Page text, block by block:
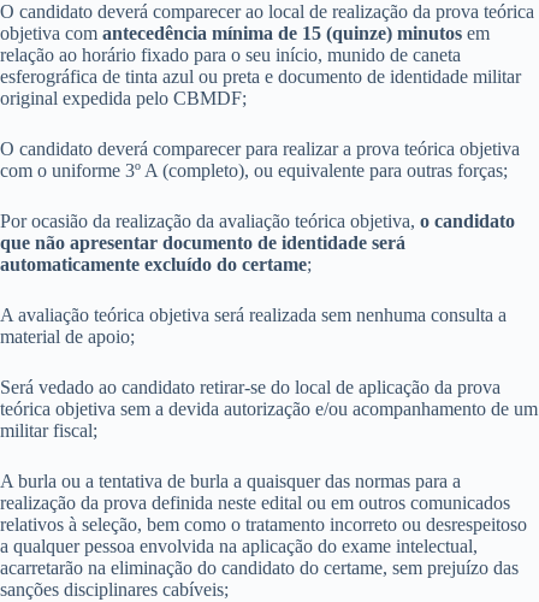
O candidato deverá comparecer ao local de realização da prova teórica
objetiva com antecedência mínima de 15 (quinze) minutos em
relação ao horário fixado para o seu início, munido de caneta
esferográfica de tinta azul ou preta e documento de identidade militar
original expedida pelo CBMDF;
O candidato deverá comparecer para realizar a prova teórica objetiva
com o uniforme 3º A (completo), ou equivalente para outras forças;
Por ocasião da realização da avaliação teórica objetiva, o candidato
que não apresentar documento de identidade será
automaticamente excluído do certame;
A avaliação teórica objetiva será realizada sem nenhuma consulta a
material de apoio;
Será vedado ao candidato retirar-se do local de aplicação da prova
teórica objetiva sem a devida autorização e/ou acompanhamento de um
militar fiscal;
A burla ou a tentativa de burla a quaisquer das normas para a
realização da prova definida neste edital ou em outros comunicados
relativos à seleção, bem como o tratamento incorreto ou desrespeitoso
a qualquer pessoa envolvida na aplicação do exame intelectual,
acarretarão na eliminação do candidato do certame, sem prejuízo das
sanções disciplinares cabíveis;